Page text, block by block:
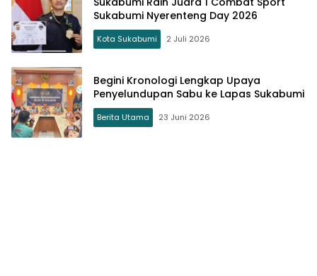
Sukabumi Nyerenteng Day 2026
Kota Sukabumi 2 Juli 2026
Begini Kronologi Lengkap Upaya
Penyelundupan Sabu ke Lapas Sukabumi
Berita Utama 23 Juni 2026